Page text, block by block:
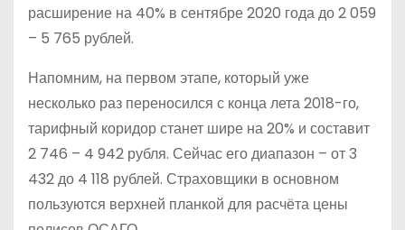
расширение на 40% в сентябре 2020 года до 2 059
– 5 765 рублей.
Напомним, на первом этапе, который уже
несколько раз переносился с конца лета 2018-го,
тарифный коридор станет шире на 20% и составит
2 746 – 4 942 рубля. Сейчас его диапазон – от 3
432 до 4 118 рублей. Страховщики в основном
пользуются верхней планкой для расчёта цены